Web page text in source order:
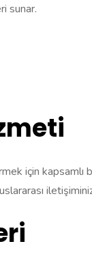
sunar.
için